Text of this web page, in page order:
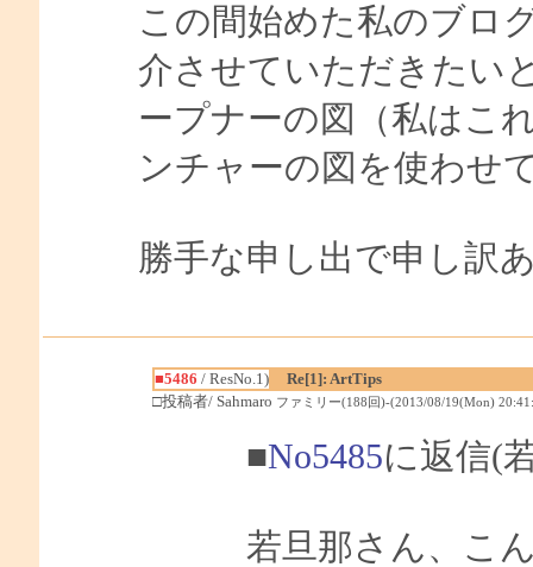
この間始めた私のブロ
介させていただきたい
ープナーの図（私はこ
ンチャーの図を使わせ
勝手な申し出で申し訳
■5486 / ResNo.1)
Re[1]: ArtTips
□投稿者/ Sahmaro ファミリー(188回)-(2013/08/19(Mon)
■No5485に返信(
若旦那さん、こ